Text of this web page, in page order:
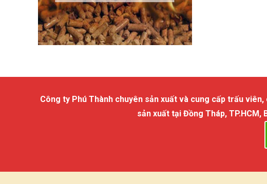
Công ty Phú Thành chuyên sản xuất và cung cấp trấu
sản xuất tại Đồng Tháp, TP.HCM,